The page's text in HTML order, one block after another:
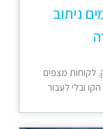
ניתוב
לקוחות מצפים
ובלי לעבור